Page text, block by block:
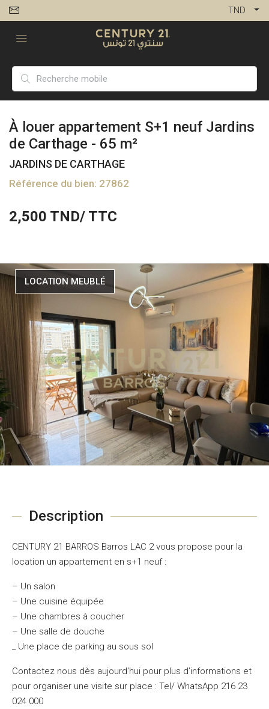
TND
À louer appartement S+1 neuf Jardins
de Carthage - 65 m²
JARDINS DE CARTHAGE
Référence du bien: 27862
2,500 TND/ TTC
LOCATION MEUBLÉ
Description
CENTURY 21 BARROS Barros LAC 2 vous propose pour la
location un appartement en s+1 neuf :
– Un salon
– Une cuisine équipée
– Une chambres à coucher
– Une salle de douche
_ Une place de parking au sous sol
Contactez nous dès aujourd’hui pour plus d’informations et
pour organiser une visite sur place : Tel/ WhatsApp 216 23
024 000